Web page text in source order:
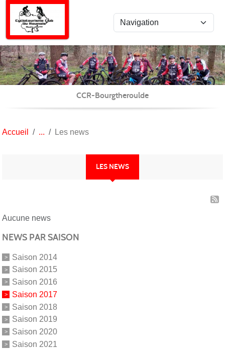
CCR-Bourgtheroulde
Accueil Les news
LES NEWS
Aucune news
NEWS PAR SAISON
Saison 2014
Saison 2015
Saison 2016
Saison 2017
Saison 2018
Saison 2019
Saison 2020
Saison 2021
Panneau de gestion des cookies